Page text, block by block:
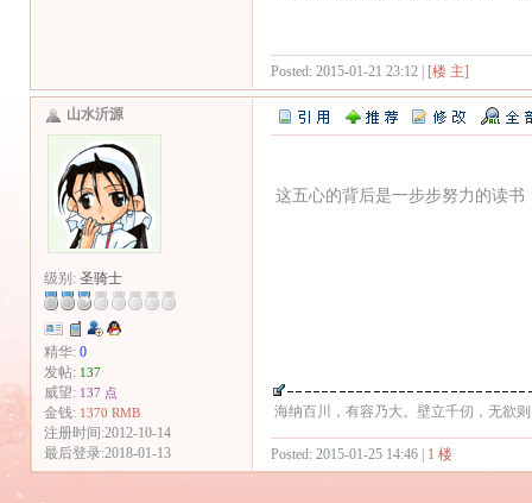
Posted: 2015-01-21 23:12 | [楼 主]
山水沂源
级别: 圣骑士
精华: 0
发帖: 137
威望: 137 点
金钱: 1370 RMB
注册时间:2012-10-14
最后登录:2018-01-13
这五心的背后是一步步努力的读
海纳百川，有容乃大。壁立千仞，无欲
Posted: 2015-01-25 14:46 | 1 楼